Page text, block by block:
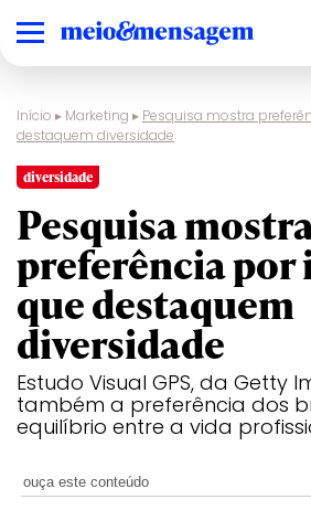
Início ▸ Marketing ▸ Pesquisa mostra
destaquem diversidade
diversidade
Pesquisa
preferência por
que destaquem
diversidade
Estudo Visual GPS, da Getty
também a preferência dos
equilíbrio entre a vida
ouça este conteúdo